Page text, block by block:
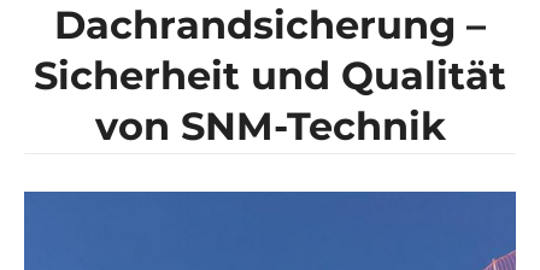
Dachrandsicherung –
Sicherheit und Qualität
von SNM-Technik